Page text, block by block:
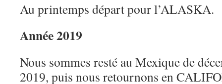
Au printemps départ pour l’ALASKA.
Année 2019
Nous sommes resté au Mexique de
2019, puis nous retournons en